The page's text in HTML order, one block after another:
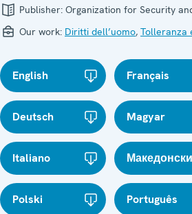
Publisher: Organization for Security
Our work: Diritti dell’uomo, Tolleranza
English Français
Deutsch Magyar
Italiano Македонски
Polski Português